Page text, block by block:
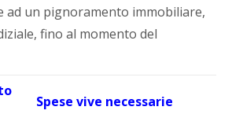
ad un pignoramento immobiliare,
fino al momento del
Spese vive necessarie